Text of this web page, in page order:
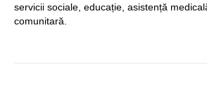
servicii sociale, educație, asistență
comunitară.